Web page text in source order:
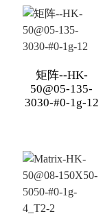
矩阵--HK-
50@05-135-
3030-#0-1g-12